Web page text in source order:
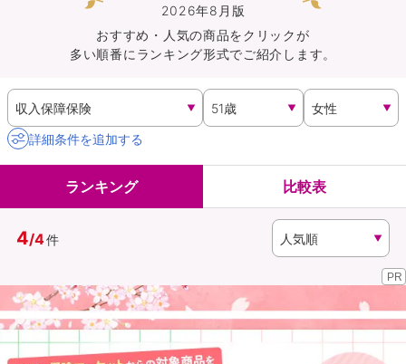
保険会社から探す
イオンカード会員さま専用保険
キャンペーン一覧
イオングループ従業員さま向け
資料請求
（無料）
訪問相談
2026年8月版
おすすめ・人気の商品をクリックが
多い順番にランキング形式でご紹介します。
詳細条件を追加する
ランキング 比較表
4/4件
PR